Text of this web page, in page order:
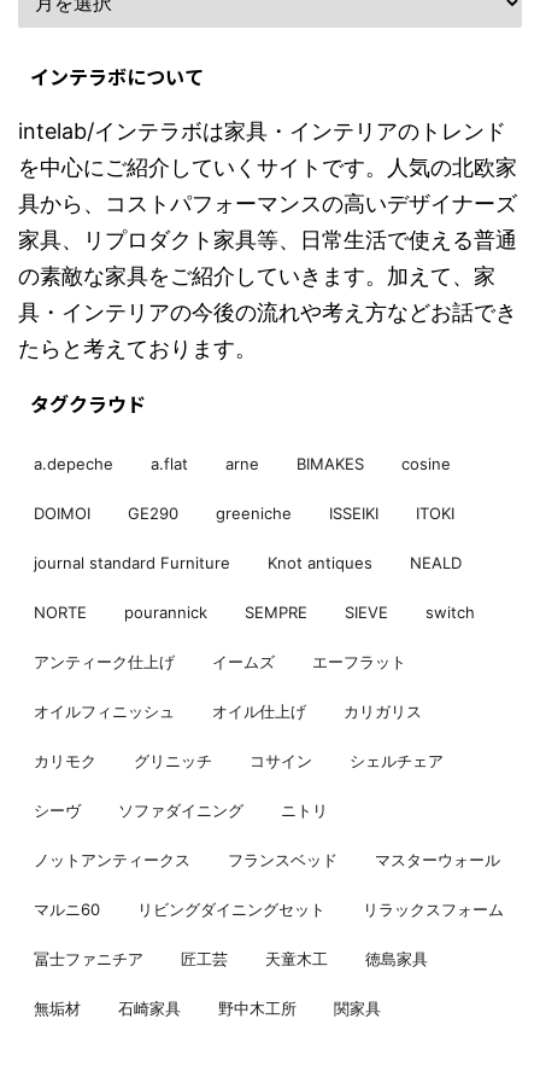
インテラボについて
intelab/インテラボは家具・インテリアのトレンド
を中心にご紹介していくサイトです。人気の北欧家
具から、コストパフォーマンスの高いデザイナーズ
家具、リプロダクト家具等、日常生活で使える普通
の素敵な家具をご紹介していきます。加えて、家
具・インテリアの今後の流れや考え方などお話でき
たらと考えております。
タグクラウド
a.depeche a.flat arne BIMAKES cosine
DOIMOI GE290 greeniche ISSEIKI ITOKI
journal standard Furniture Knot antiques NEALD
NORTE pourannick SEMPRE SIEVE switch
アンティーク仕上げ イームズ エーフラット
オイルフィニッシュ オイル仕上げ カリガリス
カリモク グリニッチ コサイン シェルチェア
シーヴ ソファダイニング ニトリ
ノットアンティークス フランスベッド マスターウォール
マルニ60 リビングダイニングセット リラックスフォーム
冨士ファニチア 匠工芸 天童木工 徳島家具
無垢材 石崎家具 野中木工所 関家具